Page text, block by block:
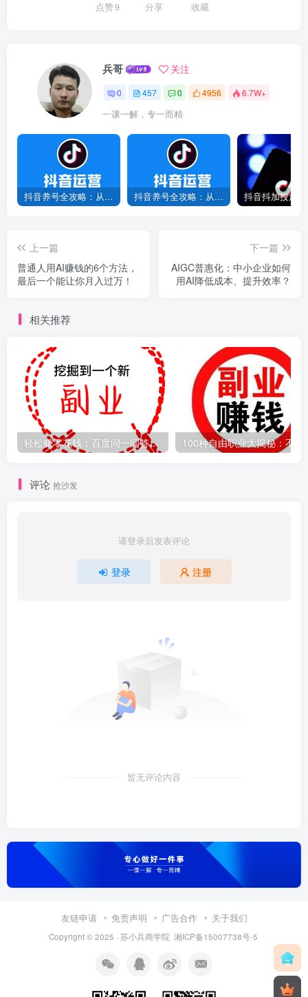
点赞9 分享 收藏
兵哥 关注
0 457 0 4956 6.7W+
一课一解，专一而精
抖音养号全攻略：从0到1打造爆款账号，新手必看！ 抖音养号全攻略：从0到爆款，7天打造高权重账号！
上一篇
普通人用AI赚钱的6个方法，
最后一个能让你月入过万！
下一篇
AIGC普惠化：中小企业如何
用AI降低成本、提升效率？
相关推荐
轻松赚零花钱：百度问一问答题主操作指南，日赚100+不是梦！
评论 抢沙发
请登录后发表评论
登录 注册
暂无评论内容
友链申请 免责声明 广告合作 关于我们
Copyright © 2025 · 苏小兵商学院 湘ICP备15007738号-5